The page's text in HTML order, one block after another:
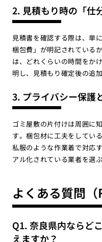
2. 見積もり時の「仕
見積書を確認する際は、単
梱包費」が明記されている
は、どれくらいの時間をか
明し、見積もり確定後の追
3. プライバシー保護
ゴミ屋敷の片付けは周囲に
す。梱包材に工夫をしてい
私服のような作業着で対応
アル化されている業者を選
よくある質問（
Q1. 奈良県内ならど
えますか？